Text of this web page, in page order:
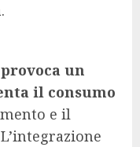
provoca un
il consumo
e il